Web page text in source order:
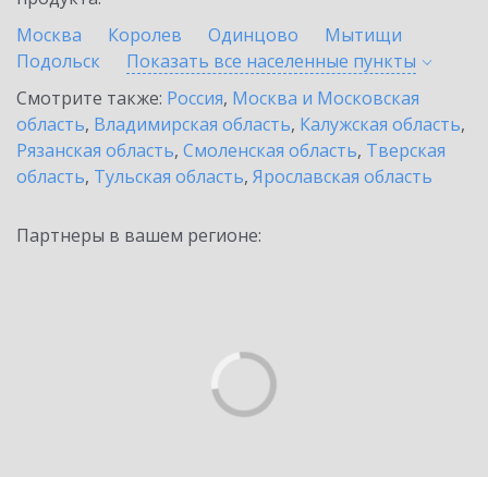
Москва
Королев Одинцово
Мытищи
Подольск
Показать все населенные пункты
Смотрите также: Россия, Москва и Московская
область, Владимирская область, Калужская область,
Рязанская область, Смоленская область, Тверская
область, Тульская область, Ярославская область
Партнеры в вашем регионе: